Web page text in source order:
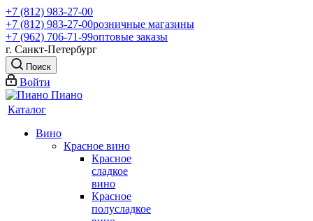
+7 (812) 983-27-00
+7 (812) 983-27-00розничные магазины
+7 (962) 706-71-99оптовые заказы
г. Санкт-Петербург
Поиск
Войти
Каталог
Вино
Красное вино
Красное
сладкое
вино
Красное
полусладкое